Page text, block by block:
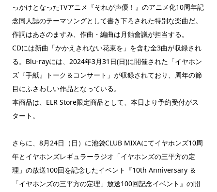
っかけとなったTVアニメ『それが声優！』のアニメ化10周年記
念同人誌のテーマソングとして書き下ろされた特別な楽曲だ。
作詞はあさのますみ、作曲・編曲は月蝕會議が担当する。
CDには新曲「かかえきれない花束を」を含む全3曲が収録され
る。Blu-rayには、2024年3月31日(日)に開催された「イヤホン
ズ『手紙』トーク＆コンサート」が収録されており、周年の節
目にふさわしい作品となっている。
本商品は、ELR Store限定商品として、本日より予約受付がス
タート。
さらに、8月24日（日）に池袋CLUB MIXAにてイヤホンズ10周
年とイヤホンズレギュラーラジオ「イヤホンズの三平方の定
理」の放送100回を記念したイベント『10th Anniversary ＆
「イヤホンズの三平方の定理」放送100回記念イベント』の開